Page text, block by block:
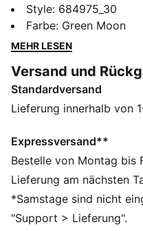
Rundhalsausschnitt
eleganten PUMA
lässige Vibes lieben.
FEATURES + VORTEILE
Hergestellt aus
Materialien
Relaxed Fit
French Terry
Reguläre Länge
Rundhalsausschnitt
Lange Ärmel
Tiefe Schulter
Style: 684975_30
Farbe: Green Moon
MEHR LESEN
Versand und
Standardversand
Lieferung innerhalb von
Expressversand**
Bestelle von Montag bis
Lieferung am nächsten
*Samstage sind nicht
"Support > Lieferung".